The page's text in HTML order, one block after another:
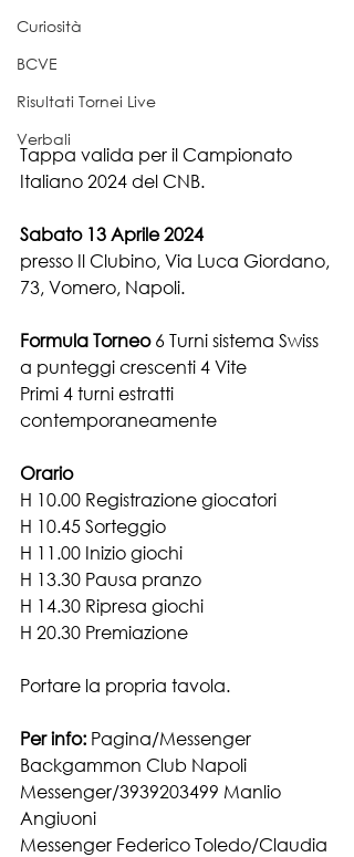
Curiosità
BCVE
Risultati Tornei Live
Verbali
Tappa valida per il Campionato
Italiano 2024 del CNB.
Sabato 13 Aprile 2024
presso Il Clubino, Via Luca Giordano,
73, Vomero, Napoli.
Formula Torneo 6 Turni sistema Swiss
a punteggi crescenti 4 Vite
Primi 4 turni estratti
contemporaneamente
Orario
H 10.00 Registrazione giocatori
H 10.45 Sorteggio
H 11.00 Inizio giochi
H 13.30 Pausa pranzo
H 14.30 Ripresa giochi
H 20.30 Premiazione
Portare la propria tavola.
Per info: Pagina/Messenger
Backgammon Club Napoli
Messenger/3939203499 Manlio
Angiuoni
Messenger Federico Toledo/Claudia